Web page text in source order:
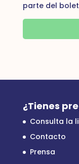
parte del
¿Tienes
Consulta la
Contacto
Prensa